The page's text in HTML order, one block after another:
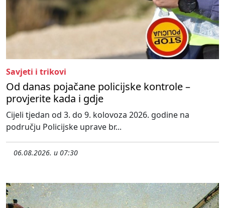
Savjeti i trikovi
Od danas pojačane policijske kontrole –
provjerite kada i gdje
Cijeli tjedan od 3. do 9. kolovoza 2026. godine na
području Policijske uprave br...
06.08.2026. u 07:30